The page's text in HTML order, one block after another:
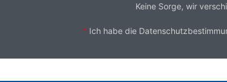
Keine Sorge, wir
* Ich habe die